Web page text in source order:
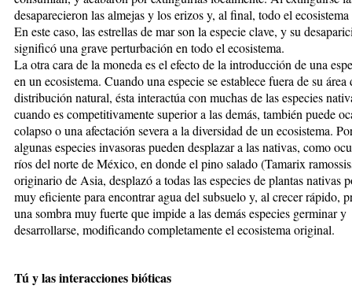
desaparecieron las almejas y los erizos y, al final, todo el
En este caso, las estrellas de mar son la especie clave, y su
significó una grave perturbación en todo el ecosistema.
La otra cara de la moneda es el efecto de la introducción de una
en un ecosistema. Cuando una especie se establece fuera de su área
distribución natural, ésta interactúa con muchas de las especies
cuando es competitivamente superior a las demás, también puede
colapso o una afectación severa a la diversidad de un ecosistema.
algunas especies invasoras pueden desplazar a las nativas, como
ríos del norte de México, en donde el pino salado (Tamarix
originario de Asia, desplazó a todas las especies de plantas nativas
muy eficiente para encontrar agua del subsuelo y, al crecer rápido,
una sombra muy fuerte que impide a las demás especies germinar y
desarrollarse, modificando completamente el ecosistema original.
Tú y las interacciones bióticas